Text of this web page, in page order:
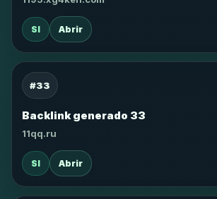
SI Abrir
#33
Backlink generado 33
11qq.ru
SI Abrir